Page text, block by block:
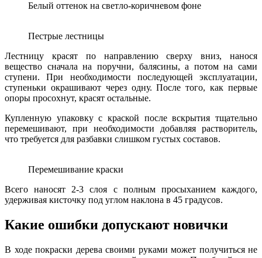
Белый оттенок на светло-коричневом фоне
Пестрые лестницы
Лестницу красят по направлению сверху вниз, нанося
вещество сначала на поручни, балясины, а потом на сами
ступени. При необходимости последующей эксплуатации,
ступеньки окрашивают через одну. После того, как первые
опоры просохнут, красят остальные.
Купленную упаковку с краской после вскрытия тщательно
перемешивают, при необходимости добавляя растворитель,
что требуется для разбавки слишком густых составов.
Перемешивание краски
Всего наносят 2-3 слоя с полным просыханием каждого,
удерживая кисточку под углом наклона в 45 градусов.
Какие ошибки допускают новички
В ходе покраски дерева своими руками может получиться не